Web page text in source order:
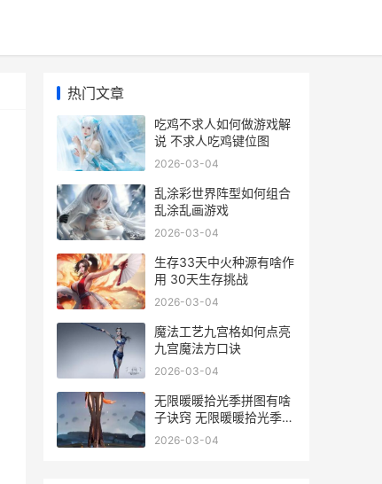
热门文章
吃鸡不求人如何做游戏解
说 不求人吃鸡键位图
2026-03-04
乱涂彩世界阵型如何组合
乱涂乱画游戏
2026-03-04
生存33天中火种源有啥作
用 30天生存挑战
2026-03-04
魔法工艺九宫格如何点亮
九宫魔法方口诀
2026-03-04
无限暖暖拾光季拼图有啥
子诀窍 无限暖暖拾光季活
动
2026-03-04